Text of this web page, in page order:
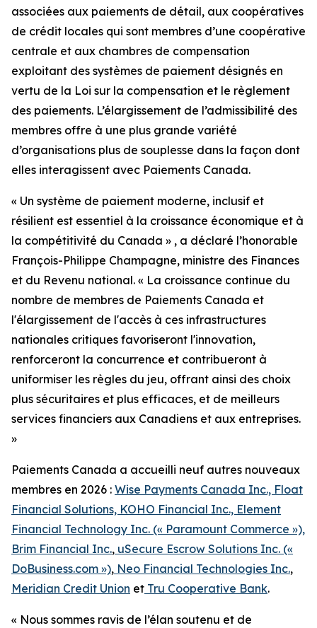
associées aux paiements de détail, aux coopératives
de crédit locales qui sont membres d’une coopérative
centrale et aux chambres de compensation
exploitant des systèmes de paiement désignés en
vertu de la Loi sur la compensation et le règlement
des paiements. L’élargissement de l’admissibilité des
membres offre à une plus grande variété
d’organisations plus de souplesse dans la façon dont
elles interagissent avec Paiements Canada.
« Un système de paiement moderne, inclusif et
résilient est essentiel à la croissance économique et à
la compétitivité du Canada » , a déclaré l’honorable
François-Philippe Champagne, ministre des Finances
et du Revenu national. « La croissance continue du
nombre de membres de Paiements Canada et
l'élargissement de l'accès à ces infrastructures
nationales critiques favoriseront l'innovation,
renforceront la concurrence et contribueront à
uniformiser les règles du jeu, offrant ainsi des choix
plus sécuritaires et plus efficaces, et de meilleurs
services financiers aux Canadiens et aux entreprises.
»
Paiements Canada a accueilli neuf autres nouveaux
membres en 2026 : Wise Payments Canada Inc., Float
Financial Solutions, KOHO Financial Inc., Element
Financial Technology Inc. (« Paramount Commerce »),
Brim Financial Inc., uSecure Escrow Solutions Inc. («
DoBusiness.com »), Neo Financial Technologies Inc.,
Meridian Credit Union et Tru Cooperative Bank.
« Nous sommes ravis de l’élan soutenu et de